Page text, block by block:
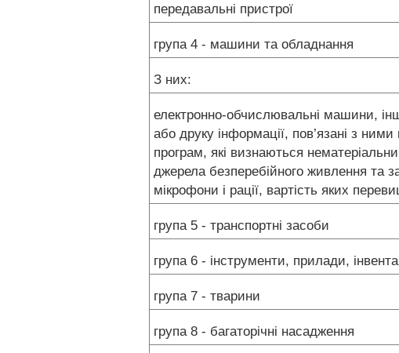
передавальні пристрої
група 4 - машини та обладнання
З них:
електронно-обчислювальні машини,
або друку інформації, пов’язані з
програм, які визнаються
джерела безперебійного живлення та
мікрофони і рації, вартість яких
група 5 - транспортні засоби
група 6 - інструменти, прилади,
група 7 - тварини
група 8 - багаторічні насадження